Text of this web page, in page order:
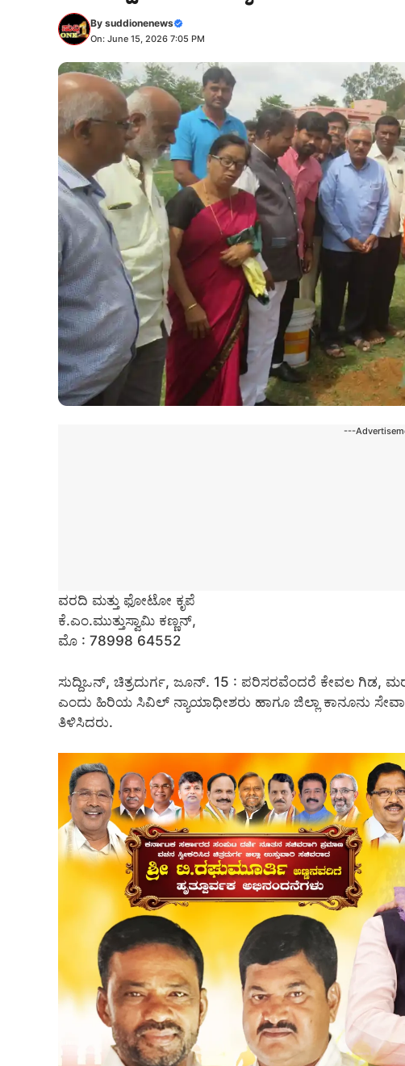
By suddionenews
On: June 15, 2026 7:05 PM
---
ವರದಿ ಮತ್ತು ಫೋಟೋ ಕೃಪೆ
ಕೆ.ಎಂ.ಮುತ್ತುಸ್ವಾಮಿ ಕಣ್ಣನ್,
ಮೊ : 78998 64552
ಸುದ್ದಿಒನ್, ಚಿತ್ರದುರ್ಗ, ಜೂನ್‌. 15 : ಪರಿಸರವೆಂದರೆ ಕೇವಲ ಗಿಡ, ಮರ
ಎಂದು ಹಿರಿಯ ಸಿವಿಲ್ ನ್ಯಾಯಾಧೀಶರು ಹಾಗೂ ಜಿಲ್ಲಾ ಕಾನೂನು
ತಿಳಿಸಿದರು.